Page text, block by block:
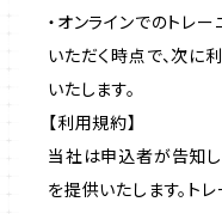
・オンラインでのトレ
いただく時点で、次に
いたします。
【利用規約】
当社は申込者が告知
を提供いたします。ト